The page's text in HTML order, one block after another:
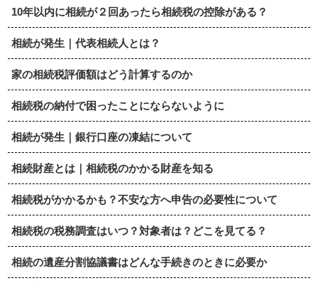
10年以内に相続が２回あったら相続税の控除がある？
相続が発生｜代表相続人とは？
家の相続税評価額はどう計算するのか
相続税の納付で困ったことにならないように
相続が発生｜銀行口座の凍結について
相続財産とは｜相続税のかかる財産を知る
相続税がかかるかも？不安な方へ申告の必要性について
相続税の税務調査はいつ？対象者は？どこを見てる？
相続の遺産分割協議書はどんな手続きのときに必要か